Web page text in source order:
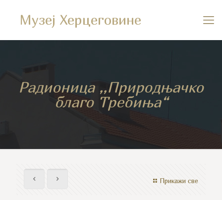
Музеј Херцеговине
Радионица ,,Природњачко
благо Требиња“
Прикажи све